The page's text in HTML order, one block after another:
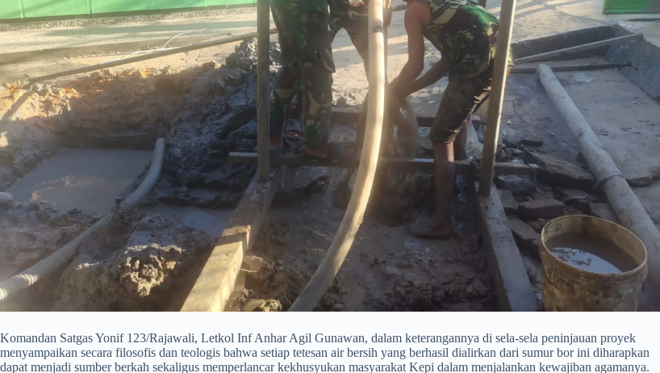
​Komandan Satgas Yonif 123/Rajawali, Letkol Inf Anhar Agil Gunawan, dalam keterangannya di sela-sela peninjauan proyek
menyampaikan secara filosofis dan teologis bahwa setiap tetesan air bersih yang berhasil dialirkan dari sumur bor ini diharapkan
dapat menjadi sumber berkah sekaligus memperlancar kekhusyukan masyarakat Kepi dalam menjalankan kewajiban agamanya.